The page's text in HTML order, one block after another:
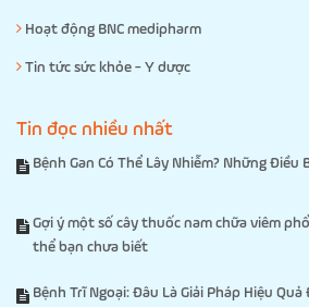
Hoạt động BNC medipharm
Tin tức sức khỏe - Y dược
Tin đọc nhiều nhất
Bệnh Gan Có Thể Lây Nhiễm? Những Điều
Gợi ý một số cây thuốc nam chữa viêm
thể bạn chưa biết
Bệnh Trĩ Ngoại: Đâu Là Giải Pháp Hiệu Quả